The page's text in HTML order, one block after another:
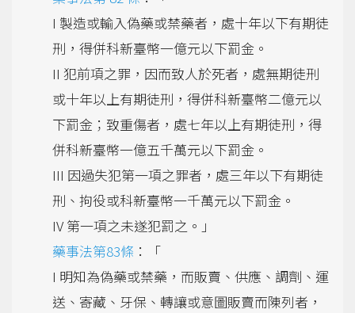
I 製造或輸入偽藥或禁藥者，處十年以下有期徒
刑，得併科新臺幣一億元以下罰金。
II 犯前項之罪，因而致人於死者，處無期徒刑
或十年以上有期徒刑，得併科新臺幣二億元以
下罰金；致重傷者，處七年以上有期徒刑，得
併科新臺幣一億五千萬元以下罰金。
III 因過失犯第一項之罪者，處三年以下有期徒
刑、拘役或科新臺幣一千萬元以下罰金。
IV 第一項之未遂犯罰之。」
藥事法第83條 ：「
I 明知為偽藥或禁藥，而販賣、供應、調劑、運
送、寄藏、牙保、轉讓或意圖販賣而陳列者，